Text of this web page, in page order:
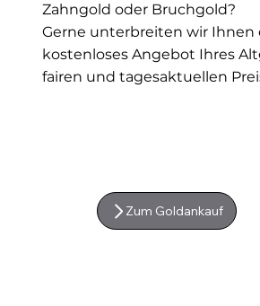
Zahngold oder Bruchgold?
Gerne unterbreiten wir Ihnen
kostenloses Angebot Ihres
fairen und tagesaktuellen
Zum Goldankauf